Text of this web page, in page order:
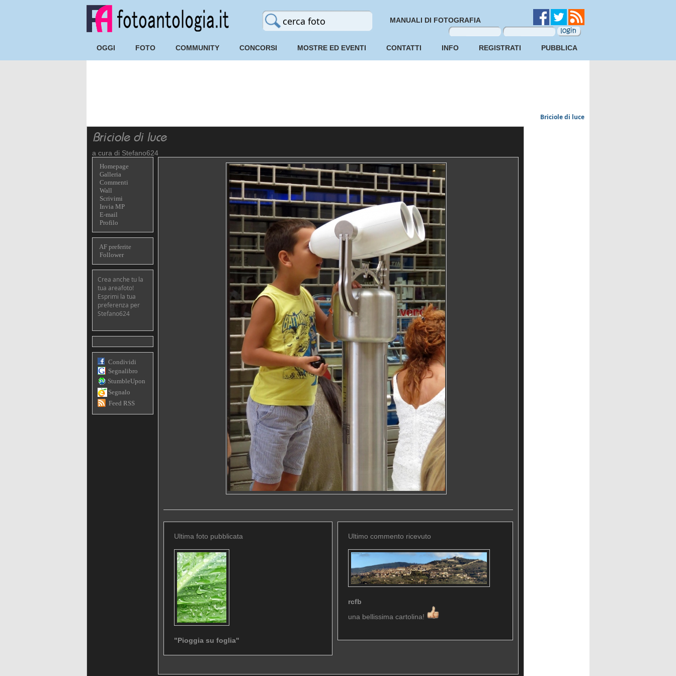
MANUALI DI FOTOGRAFIA
OGGI FOTO COMMUNITY CONCORSI MOSTRE ED EVENTI CONTATTI INFO REGISTRATI PUBBLICA
Briciole di luce
a cura di Stefano624
Homepage
Galleria
Commenti
Wall
Scrivimi
Invia MP
E-mail
Profilo
AF preferite
Follower
Crea anche tu la
tua areafoto!
Esprimi la tua
preferenza per
Stefano624
Condividi
Segnalibro
StumbleUpon
Segnalo
Feed RSS
Ultima foto pubblicata
"Pioggia su foglia"
Ultimo commento ricevuto
rcfb
una bellissima cartolina!